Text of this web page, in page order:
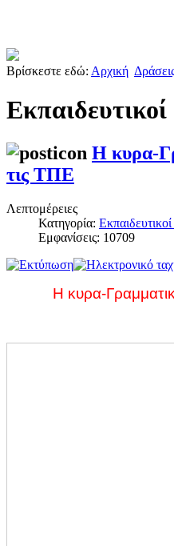
Βρίσκεστε εδώ: Αρχική
Εκπαιδευτικοί
Η κυρα-
τις ΤΠΕ
Λεπτομέρειες
Κατηγορία: Εκπαιδευτικοί
Εμφανίσεις: 10709
Η κυρα-